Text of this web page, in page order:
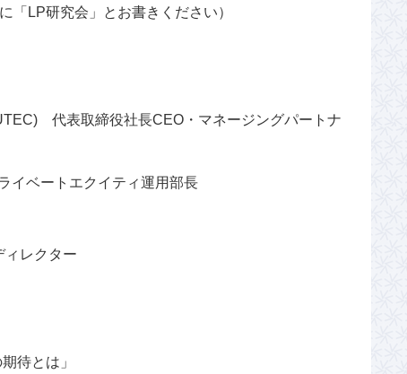
「LP研究会」とお書きください）
代表取締役社長CEO・マネージングパートナ
ベートエクイティ運用部長
レクター
待とは」